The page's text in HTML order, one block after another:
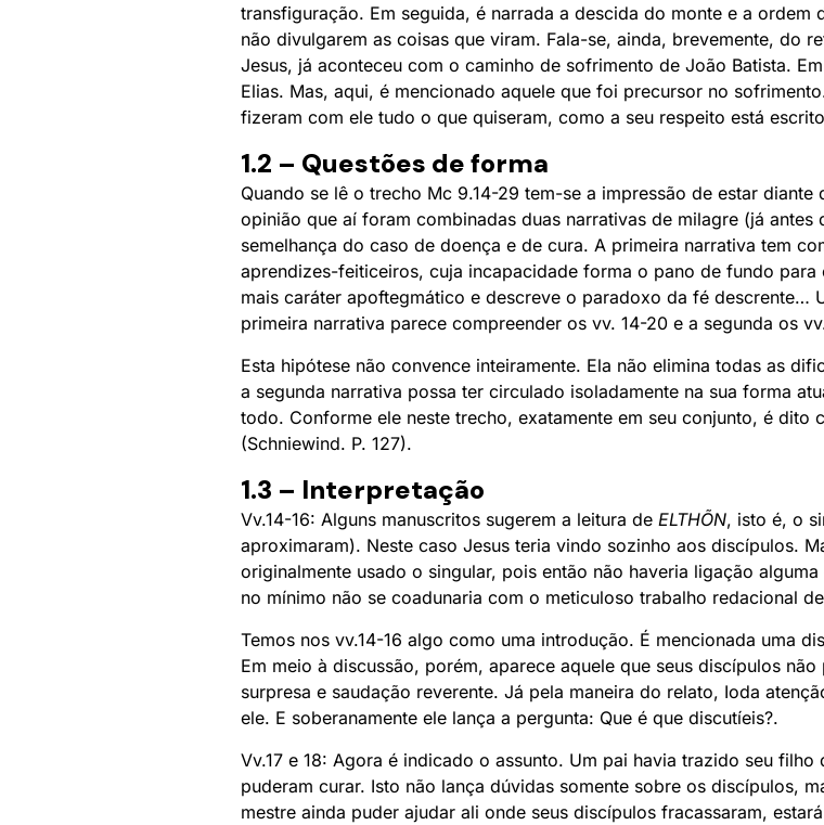
transfiguração. Em seguida, é narrada a descida do monte e a
não divulgarem as coisas que viram. Fala-se, ainda, brevemente, do
Jesus, já aconteceu com o caminho de sofrimento de João Batista.
Elias. Mas, aqui, é mencionado aquele que foi precursor no
fizeram com ele tudo o que quiseram, como a seu respeito está
1.2 – Questões de forma
Quando se lê o trecho Mc 9.14-29 tem-se a impressão de estar
opinião que aí foram combinadas duas narrativas de milagre (já
semelhança do caso de doença e de cura. A primeira narrativa tem
aprendizes-feiticeiros, cuja incapacidade forma o pano de fundo
mais caráter apoftegmático e descreve o paradoxo da fé descrente…
primeira narrativa parece compreender os vv. 14-20 e a segunda os
Esta hipótese não convence inteiramente. Ela não elimina todas as
a segunda narrativa possa ter circulado isoladamente na sua forma
todo. Conforme ele neste trecho, exatamente em seu conjunto, é dito
(Schniewind. P. 127).
1.3 – Interpretação
Vv.14-16: Alguns manuscritos sugerem a leitura de ELTHÕN, isto é, o
aproximaram). Neste caso Jesus teria vindo sozinho aos discípulos.
originalmente usado o singular, pois então não haveria ligação
no mínimo não se coadunaria com o meticuloso trabalho redacional
Temos nos vv.14-16 algo como uma introdução. É mencionada uma
Em meio à discussão, porém, aparece aquele que seus discípulos
surpresa e saudação reverente. Já pela maneira do relato, Ioda
ele. E soberanamente ele lança a pergunta: Que é que discutíeis?.
Vv.17 e 18: Agora é indicado o assunto. Um pai havia trazido seu
puderam curar. Isto não lança dúvidas somente sobre os discípulos,
mestre ainda puder ajudar ali onde seus discípulos fracassaram,